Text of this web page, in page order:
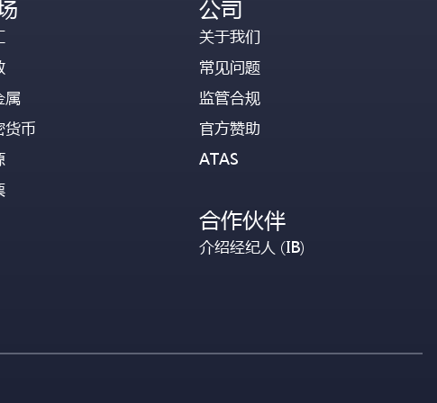
属
货币
公司
关于我们
常见问题
监管合规
官方赞助
ATAS
合作伙伴
介绍经纪人 (IB)